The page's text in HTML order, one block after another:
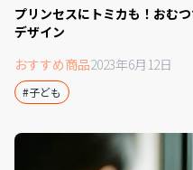
プリンセスにトミカも！おむ
デザイン
おすすめ商品2023年6月12日
#子ども